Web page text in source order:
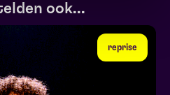
ook...
reprise